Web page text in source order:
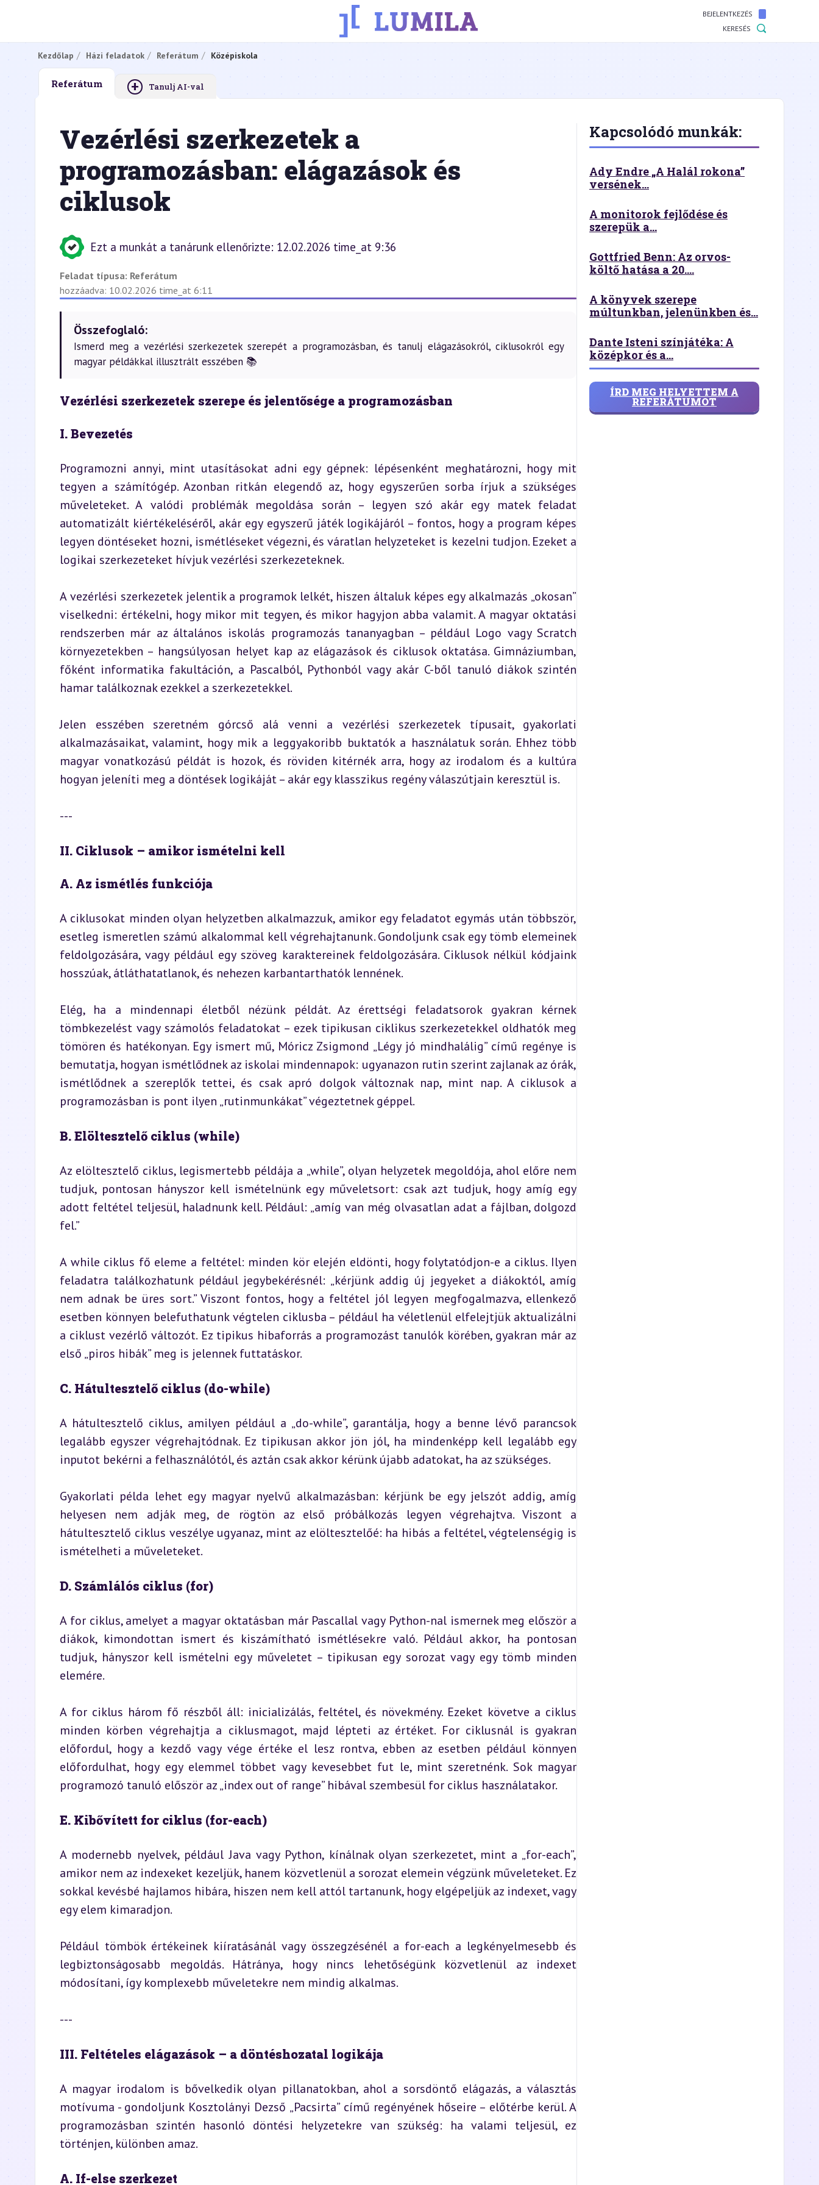
BEJELENTKEZÉS
KERESÉS
Kezdőlap Házi feladatok Referátum Középiskola
Referátum + Tanulj AI-val
Vezérlési szerkezetek a
programozásban: elágazások és
ciklusok
Ezt a munkát a tanárunk ellenőrizte: 12.02.2026 time_at 9:36
Feladat típusa: Referátum
hozzáadva: 10.02.2026 time_at 6:11
Összefoglaló:
Ismerd meg a vezérlési szerkezetek szerepét a programozásban, és tanulj elágazásokról, ciklusokról egy
magyar példákkal illusztrált esszében 📚
Vezérlési szerkezetek szerepe és jelentősége a programozásban
I. Bevezetés
Programozni annyi, mint utasításokat adni egy gépnek: lépésenként meghatározni, hogy mit
tegyen a számítógép. Azonban ritkán elegendő az, hogy egyszerűen sorba írjuk a szükséges
műveleteket. A valódi problémák megoldása során – legyen szó akár egy matek feladat
automatizált kiértékeléséről, akár egy egyszerű játék logikájáról – fontos, hogy a program képes
legyen döntéseket hozni, ismétléseket végezni, és váratlan helyzeteket is kezelni tudjon. Ezeket a
logikai szerkezeteket hívjuk vezérlési szerkezeteknek.
A vezérlési szerkezetek jelentik a programok lelkét, hiszen általuk képes egy alkalmazás „okosan”
viselkedni: értékelni, hogy mikor mit tegyen, és mikor hagyjon abba valamit. A magyar oktatási
rendszerben már az általános iskolás programozás tananyagban – például Logo vagy Scratch
környezetekben – hangsúlyosan helyet kap az elágazások és ciklusok oktatása. Gimnáziumban,
főként informatika fakultáción, a Pascalból, Pythonból vagy akár C-ből tanuló diákok szintén
hamar találkoznak ezekkel a szerkezetekkel.
Jelen esszében szeretném górcső alá venni a vezérlési szerkezetek típusait, gyakorlati
alkalmazásaikat, valamint, hogy mik a leggyakoribb buktatók a használatuk során. Ehhez több
magyar vonatkozású példát is hozok, és röviden kitérnék arra, hogy az irodalom és a kultúra
hogyan jeleníti meg a döntések logikáját – akár egy klasszikus regény válaszútjain keresztül is.
---
II. Ciklusok – amikor ismételni kell
A. Az ismétlés funkciója
A ciklusokat minden olyan helyzetben alkalmazzuk, amikor egy feladatot egymás után többször,
esetleg ismeretlen számú alkalommal kell végrehajtanunk. Gondoljunk csak egy tömb elemeinek
feldolgozására, vagy például egy szöveg karaktereinek feldolgozására. Ciklusok nélkül kódjaink
hosszúak, átláthatatlanok, és nehezen karbantarthatók lennének.
Elég, ha a mindennapi életből nézünk példát. Az érettségi feladatsorok gyakran kérnek
tömbkezelést vagy számolós feladatokat – ezek tipikusan ciklikus szerkezetekkel oldhatók meg
tömören és hatékonyan. Egy ismert mű, Móricz Zsigmond „Légy jó mindhalálig” című regénye is
bemutatja, hogyan ismétlődnek az iskolai mindennapok: ugyanazon rutin szerint zajlanak az órák,
ismétlődnek a szereplők tettei, és csak apró dolgok változnak nap, mint nap. A ciklusok a
programozásban is pont ilyen „rutinmunkákat” végeztetnek géppel.
B. Elöltesztelő ciklus (while)
Az elöltesztelő ciklus, legismertebb példája a „while”, olyan helyzetek megoldója, ahol előre nem
tudjuk, pontosan hányszor kell ismételnünk egy műveletsort: csak azt tudjuk, hogy amíg egy
adott feltétel teljesül, haladnunk kell. Például: „amíg van még olvasatlan adat a fájlban, dolgozd
fel.”
A while ciklus fő eleme a feltétel: minden kör elején eldönti, hogy folytatódjon-e a ciklus. Ilyen
feladatra találkozhatunk például jegybekérésnél: „kérjünk addig új jegyeket a diákoktól, amíg
nem adnak be üres sort.” Viszont fontos, hogy a feltétel jól legyen megfogalmazva, ellenkező
esetben könnyen belefuthatunk végtelen ciklusba – például ha véletlenül elfelejtjük aktualizálni
a ciklust vezérlő változót. Ez tipikus hibaforrás a programozást tanulók körében, gyakran már az
első „piros hibák” meg is jelennek futtatáskor.
C. Hátultesztelő ciklus (do-while)
A hátultesztelő ciklus, amilyen például a „do-while”, garantálja, hogy a benne lévő parancsok
legalább egyszer végrehajtódnak. Ez tipikusan akkor jön jól, ha mindenképp kell legalább egy
inputot bekérni a felhasználótól, és aztán csak akkor kérünk újabb adatokat, ha az szükséges.
Gyakorlati példa lehet egy magyar nyelvű alkalmazásban: kérjünk be egy jelszót addig, amíg
helyesen nem adják meg, de rögtön az első próbálkozás legyen végrehajtva. Viszont a
hátultesztelő ciklus veszélye ugyanaz, mint az elöltesztelőé: ha hibás a feltétel, végtelenségig is
ismételheti a műveleteket.
D. Számlálós ciklus (for)
A for ciklus, amelyet a magyar oktatásban már Pascallal vagy Python-nal ismernek meg először a
diákok, kimondottan ismert és kiszámítható ismétlésekre való. Például akkor, ha pontosan
tudjuk, hányszor kell ismételni egy műveletet – tipikusan egy sorozat vagy egy tömb minden
elemére.
A for ciklus három fő részből áll: inicializálás, feltétel, és növekmény. Ezeket követve a ciklus
minden körben végrehajtja a ciklusmagot, majd lépteti az értéket. For ciklusnál is gyakran
előfordul, hogy a kezdő vagy vége értéke el lesz rontva, ebben az esetben például könnyen
előfordulhat, hogy egy elemmel többet vagy kevesebbet fut le, mint szeretnénk. Sok magyar
programozó tanuló először az „index out of range” hibával szembesül for ciklus használatakor.
E. Kibővített for ciklus (for-each)
A modernebb nyelvek, például Java vagy Python, kínálnak olyan szerkezetet, mint a „for-each”,
amikor nem az indexeket kezeljük, hanem közvetlenül a sorozat elemein végzünk műveleteket. Ez
sokkal kevésbé hajlamos hibára, hiszen nem kell attól tartanunk, hogy elgépeljük az indexet, vagy
egy elem kimaradjon.
Például tömbök értékeinek kiíratásánál vagy összegzésénél a for-each a legkényelmesebb és
legbiztonságosabb megoldás. Hátránya, hogy nincs lehetőségünk közvetlenül az indexet
módosítani, így komplexebb műveletekre nem mindig alkalmas.
---
III. Feltételes elágazások – a döntéshozatal logikája
A magyar irodalom is bővelkedik olyan pillanatokban, ahol a sorsdöntő elágazás, a választás
motívuma - gondoljunk Kosztolányi Dezső „Pacsirta” című regényének hőseire – előtérbe kerül. A
programozásban szintén hasonló döntési helyzetekre van szükség: ha valami teljesül, ez
történjen, különben amaz.
A. If-else szerkezet
Kapcsolódó munkák:
Ady Endre „A Halál rokona”
versének...
A monitorok fejlődése és
szerepük a...
Gottfried Benn: Az orvos-
költő hatása a 20....
A könyvek szerepe
múltunkban, jelenünkben és...
Dante Isteni színjátéka: A
középkor és a...
ÍRD MEG HELYETTEM A
REFERÁTUMOT